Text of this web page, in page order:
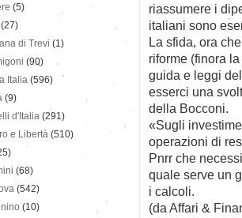
riassumere i
italiani sono
La sfida, ora
riforme (finora
guida e leggi
esserci una
della Bocconi.
«Sugli
operazioni di
Pnrr che
quale serve un
i calcoli.
(da Affari &
(5)
(27)
di Trevi (1)
(90)
Italia (596)
(9)
d'Italia (291)
e Libertà (510)
(68)
(542)
(10)